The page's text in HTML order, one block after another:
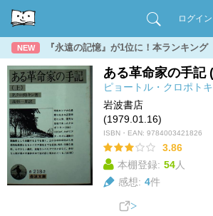
ログイン
NEW 『永遠の記憶』が1位に！本ランキング
ある革命家の手記
ピョートル・クロポト
岩波書店
(1979.01.16)
ISBN・EAN: 9784003421826
3.86
本棚登録: 54人
感想: 4件